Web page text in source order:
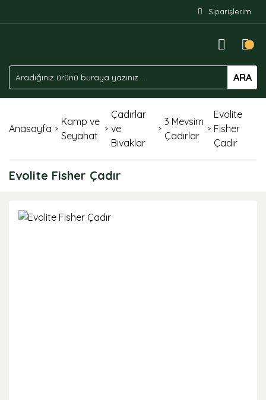
Siparişlerim
ARA
Anasayfa
Kamp ve
Seyahat
Çadırlar
ve
Bivaklar
3 Mevsim
Çadırlar
Evolite
Fisher
Çadır
Evolite Fisher Çadır